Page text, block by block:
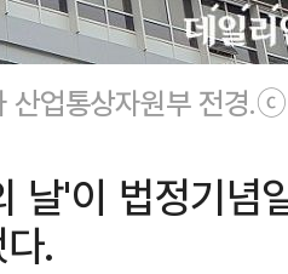
산업통상자원부 전경
날'이 법정기
.